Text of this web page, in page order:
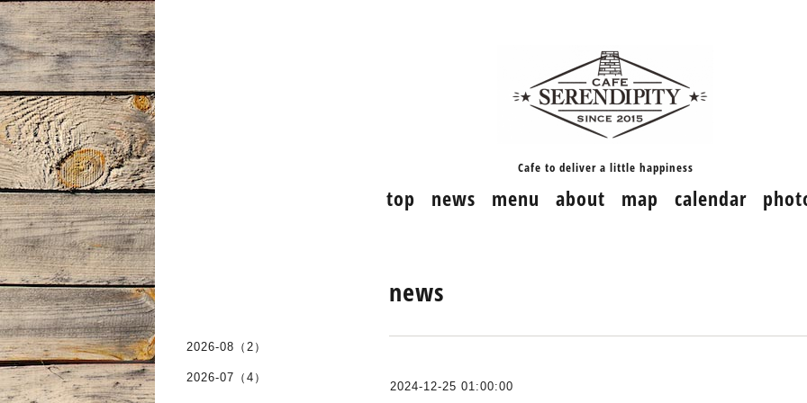
Cafe to deliver a little happiness
top news menu about map calendar
news
2024-12-25 01:00:00
2026-08（2）
2026-07（4）